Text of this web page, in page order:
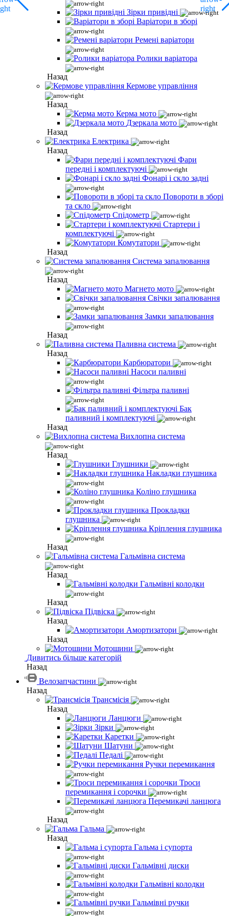
Зірки привідні
Варіатори в зборі
Ремені варіатори
Ролики варіатора
Назад
Кермове управління
Назад
Керма мото
Дзеркала мото
Назад
Електрика
Назад
Фари
передні і комплектуючі
Фонарі і скло задні
Повороти в зборі
та скло
Спідометр
Стартери і
комплектуючі
Комутатори
Назад
Система запалювання
Назад
Магнето мото
Свічки запалювання
Замки запалювання
Назад
Паливна система
Назад
Карбюратори
Насоси паливні
Фільтра паливні
Бак
паливний і комплектуючі
Назад
Вихлопна система
Назад
Глушники
Накладки глушника
Коліно глушника
Прокладки
глушника
Кріплення глушника
Назад
Гальмівна система
Назад
Гальмівні колодки
Назад
Підвіска
Назад
Амортизатори
Назад
Мотошини
Дивитись більше категорій
Назад
Велозапчастини
Назад
Трансмісія
Назад
Ланцюги
Зірки
Каретки
Шатуни
Педалі
Ручки перемикання
Троси
перемикання і сорочки
Перемикачі ланцюга
Назад
Гальма
Назад
Гальма і супорта
Гальмівні диски
Гальмівні колодки
Гальмівні ручки